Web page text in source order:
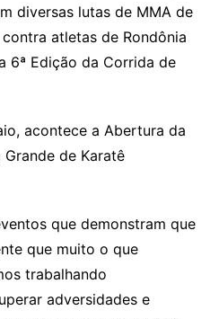
diversas lutas de MMA de
atletas de Rondônia
6ª Edição da Corrida de
acontece a Abertura da
de Karatê
que demonstram que
que muito o que
trabalhando
adversidades e